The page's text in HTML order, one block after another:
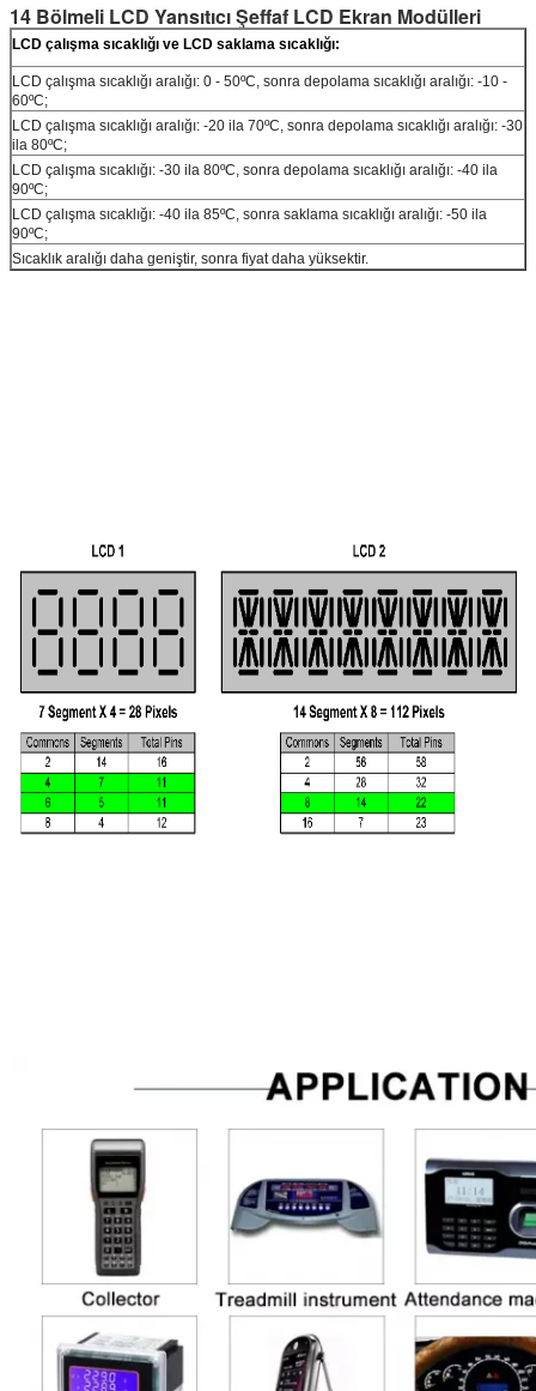
14 Bölmeli LCD Yansıtıcı Şeffaf LCD Ekran Modülleri
LCD çalışma sıcaklığı ve LCD saklama sıcaklığı:
LCD çalışma sıcaklığı aralığı: 0 - 50ºC, sonra depolama sıcaklığı aralığı: -10 -
60ºC;
LCD çalışma sıcaklığı aralığı: -20 ila 70ºC, sonra depolama sıcaklığı aralığı: -30
ila 80ºC;
LCD çalışma sıcaklığı: -30 ila 80ºC, sonra depolama sıcaklığı aralığı: -40 ila
90ºC;
LCD çalışma sıcaklığı: -40 ila 85ºC, sonra saklama sıcaklığı aralığı: -50 ila
90ºC;
Sıcaklık aralığı daha geniştir, sonra fiyat daha yüksektir.